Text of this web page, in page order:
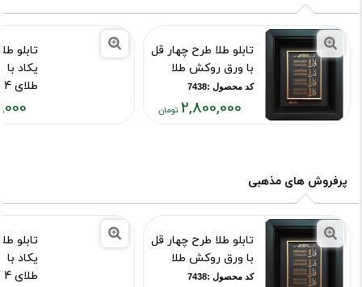
تابلو طلا طرح چهار قل
با ورق روکش طلا
کد محصول :7438
2,800,000
تومان
تابلو
یکاد
طلای 24 عیار
کد محصول
پرفروش های مذهبی
تابلو طلا طرح چهار قل
با ورق روکش طلا
کد محصول :7438
تابلو
یکاد
طلای 24 عیار